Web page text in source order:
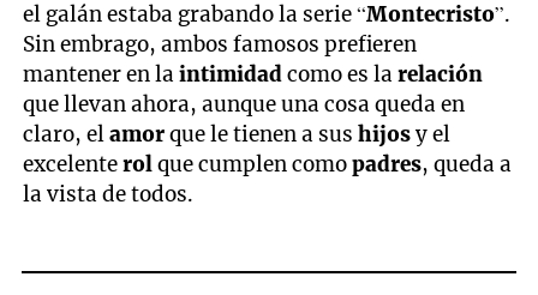
el galán estaba grabando la serie “Montecristo”.
Sin embrago, ambos famosos prefieren
mantener en laintimidadcomo es larelación
que llevan ahora, aunque una cosa queda en
claro, elamorque le tienen a sushijosy el
excelenterolque cumplen comopadres, queda a
la vista de todos.